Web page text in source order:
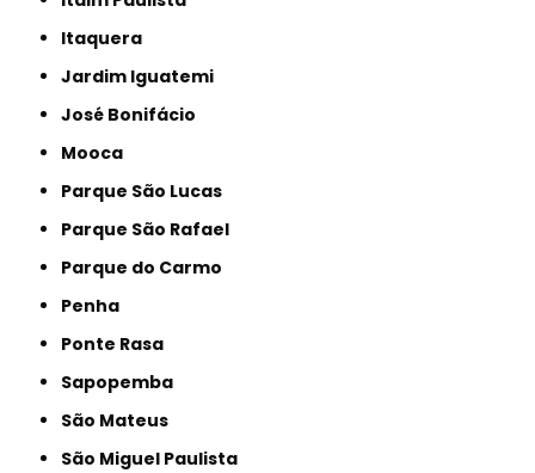
Itaquera
Jardim Iguatemi
José Bonifácio
Mooca
Parque São Lucas
Parque São Rafael
Parque do Carmo
Penha
Ponte Rasa
Sapopemba
São Mateus
São Miguel Paulista